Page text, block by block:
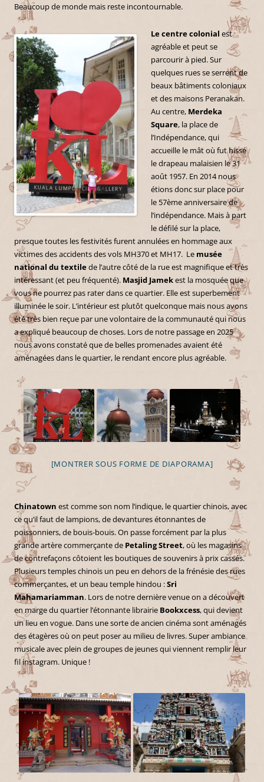
Beaucoup de monde mais reste incontournable.
Le centre colonial est
agréable et peut se
parcourir à pied. Sur
quelques rues se serrent de
beaux bâtiments coloniaux
et des maisons Peranakan.
Au centre, Merdeka
Square, la place de
l’Indépendance, qui
accueille le mât où fut hissé
le drapeau malaisien le 31
août 1957. En 2014 nous
étions donc sur place pour
le 57ème anniversaire de
l’indépendance. Mais à part
le défilé sur la place,
presque toutes les festivités furent annulées en hommage aux
victimes des accidents des vols MH370 et MH17. Le musée
national du textilede l’autre côté de la rue est magnifique et très
intéressant (et peu fréquenté). Masjid Jamekest la mosquée que
vous ne pourrez pas rater dans ce quartier. Elle est superbement
illuminée le soir. L’intérieur est plutôt quelconque mais nous avons
été très bien reçue par une volontaire de la communauté qui nous
a expliqué beaucoup de choses. Lors de notre passage en 2025
nous avons constaté que de belles promenades avaient été
aménagées dans le quartier, le rendant encore plus agréable.
[MONTRER SOUS FORME DE DIAPORAMA]
Chinatown est comme son nom l’indique, le quartier chinois, avec
ce qu’il faut de lampions, de devantures étonnantes de
poissonniers, de bouis-bouis. On passe forcément par la plus
grande artère commerçante de Petaling Street, où les magasins
de contrefaçons côtoient les boutiques de souvenirs à prix cassés.
Plusieurs temples chinois un peu en dehors de la frénésie des rues
commerçantes, et un beau temple hindou :Sri
Mahamariamman. Lors de notre dernière venue on a découvert
en marge du quartier l’étonnante librairie Bookxcess, qui devient
un lieu en vogue. Dans une sorte de ancien cinéma sont aménagés
des étagères où on peut poser au milieu de livres. Super ambiance
musicale avec plein de groupes de jeunes qui viennent remplir leur
fil instagram. Unique !